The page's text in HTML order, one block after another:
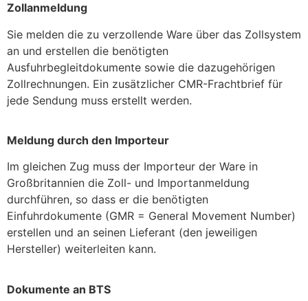
Zollanmeldung
Sie melden die zu verzollende Ware über das Zollsystem
an und erstellen die benötigten
Ausfuhrbegleitdokumente sowie die dazugehörigen
Zollrechnungen. Ein zusätzlicher CMR-Frachtbrief für
jede Sendung muss erstellt werden.
Meldung durch den Importeur
Im gleichen Zug muss der Importeur der Ware in
Großbritannien die Zoll- und Importanmeldung
durchführen, so dass er die benötigten
Einfuhrdokumente (GMR = General Movement Number)
erstellen und an seinen Lieferant (den jeweiligen
Hersteller) weiterleiten kann.
Dokumente an BTS